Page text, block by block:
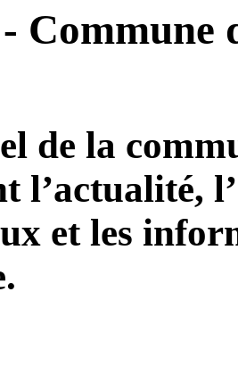
Commune
de la
l’actualité,
et les